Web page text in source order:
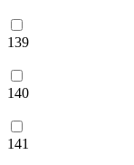
139
140
141